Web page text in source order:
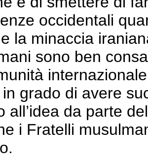
occidentali
la minaccia
sono ben
grado di avere
all’idea da parte
i Fratelli